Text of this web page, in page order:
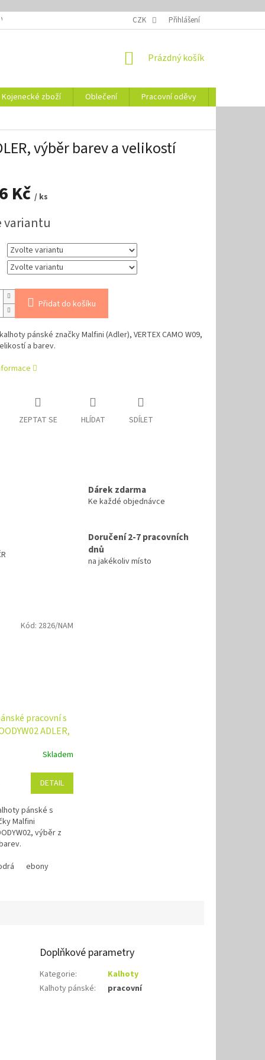
NÁVODY NA ÚDRŽBU
CZK Přihlášení
NÁKUPNÍ
Prázdný košík
Kojenecké zboží Oblečení Pracovní oděvy
výběr barev a velikostí
Kč / ks
variantu
Přidat do košíku
pánské značky Malfini (Adler),VERTEX CAMO W09,
a barev.
ZEPTAT SE HLÍDAT SDÍLET
Dárek zdarma
Ke každé objednávce
Doručení 2-7 pracovních
dnů
na jakékoliv místo
pracovní s
ADLER,
Skladem
DETAIL
pánské s
Malfini
výběr z
ebony
Kód: 2826/NAM
Doplňkové parametry
Kategorie:
Kalhoty
Kalhoty pánské: pracovní